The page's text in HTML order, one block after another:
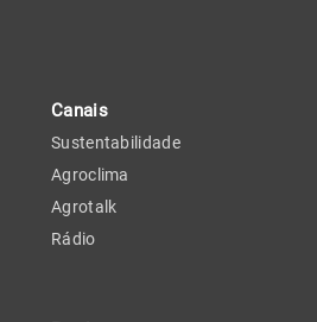
Canais
Sustentabilidade
Agroclima
Agrotalk
Rádio